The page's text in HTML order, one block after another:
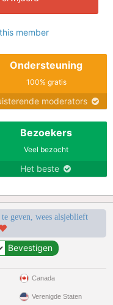
member
Ondersteuning
100% gratis
moderators
Bezoekers
Veel bezocht
Het beste
geven, wees alsjeblieft
Canada
Verenigde Staten